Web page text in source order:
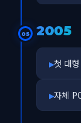
05 2005
첫 대
자체